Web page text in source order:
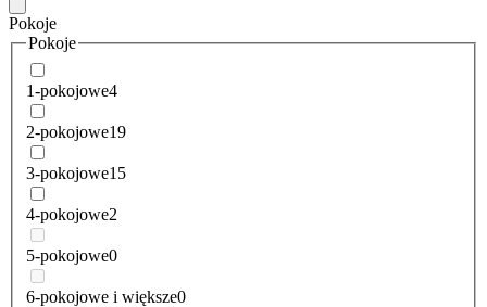
Pokoje
Pokoje
1-pokojowe4
2-pokojowe19
3-pokojowe15
4-pokojowe2
5-pokojowe0
6-pokojowe i większe0